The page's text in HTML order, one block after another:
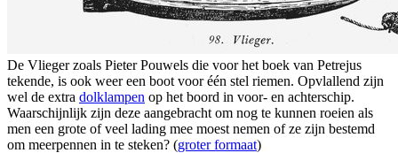
De Vlieger zoals Pieter Pouwels die voor het boek van Petrejus
tekende, is ook weer een boot voor één stel riemen. Opvlallend zijn
wel de extra dolklampen op het boord in voor- en achterschip.
Waarschijnlijk zijn deze aangebracht om nog te kunnen roeien als
men een grote of veel lading mee moest nemen of ze zijn bestemd
om meerpennen in te steken? (groter formaat)